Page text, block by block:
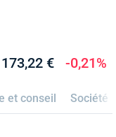
173,22 € -0,21%
et conseil Société